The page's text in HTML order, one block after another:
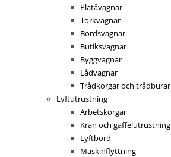
Platåvagnar
Torkvagnar
Bordsvagnar
Butiksvagnar
Byggvagnar
Lådvagnar
Trådkorgar och trådburar
Lyftutrustning
Arbetskorgar
Kran och gaffelutrustning
Lyftbord
Maskinflyttning